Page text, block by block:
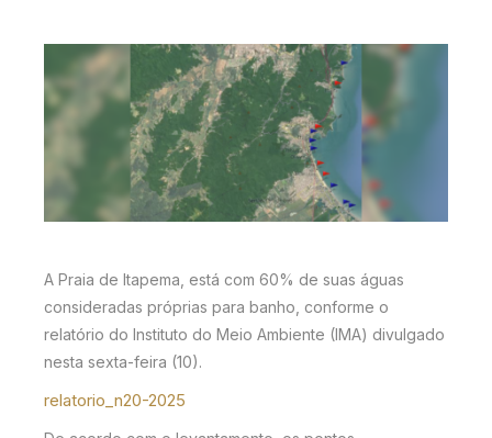
A Praia de Itapema, está com 60% de suas águas
consideradas próprias para banho, conforme o
relatório do Instituto do Meio Ambiente (IMA) divulgado
nesta sexta-feira (10).
relatorio_n20-2025